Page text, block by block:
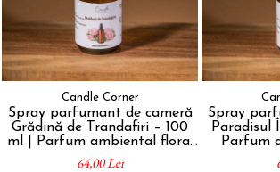
Candle Corner
Spray parfumant de cameră
Grădină de Trandafiri – 100
ml | Parfum ambiental floral
premium
64,00 Lei
Spray
Paradisul
Parfum